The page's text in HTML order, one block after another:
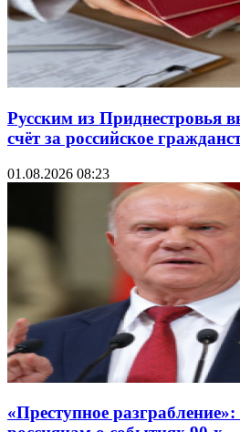
Русским из Приднестровья
счёт за российское
01.08.2026 08:23
«Преступное